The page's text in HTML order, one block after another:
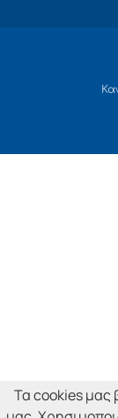
Τα cookies μας